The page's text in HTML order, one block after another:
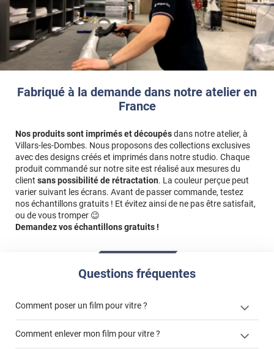
Fabriqué à la demande dans notre atelier en
France
Nos produits sont imprimés et découpésdans notre atelier, à
Villars-les-Dombes. Nous proposons des collections exclusives
avec des designs créés et imprimés dans notre studio. Chaque
produit commandé sur notre site est réalisé aux mesures du
client sans possibilité de rétractation. La couleur perçue peut
varier suivant les écrans. Avant de passer commande, testez
nos échantillons gratuits ! Et évitez ainsi de ne pas être satisfait,
ou de vous tromper 😉
Demandez vos échantillons gratuits !
Questions fréquentes
Comment poser un film pour vitre ?
Comment enlever mon film pour vitre ?
génération afin de vous garantir un résultat optimal. Une fois
votre commande imprimée, nous l'expédierons selon les
conditions de livraison que vous aurez préalablement choisies.
Veuillez noter que votre création sera imprimée complétement
sur un film. Cela signifie que vos différents motifs/logos ne
longueur de votre film.
transmis n’est pas exploitable tel quel. Cela inclut notamment les
visuels ou logos de mauvaise qualité, les fichiers non vectorisés
ou l'absence de fichier prêt à imprimer. Toute intervention de
création ou de retouche graphique peut entrainer un surcoût.
Référence produit :IPC002i.